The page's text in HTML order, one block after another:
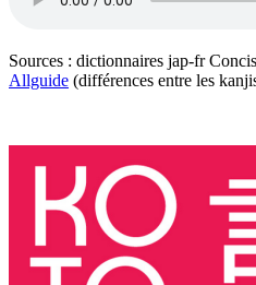
Sources : dictionnaires jap-fr
Allguide (différences entre les